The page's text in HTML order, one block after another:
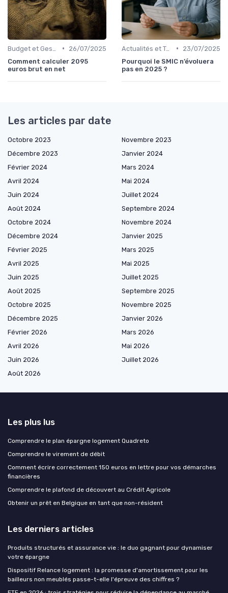
•
26/07/2025
Comment calculer 2095
euros brut en net
Actualités et Tendances Économiques •
23/07/2025
Pourquoi le SMIC n’évoluera
pas en 2025 ?
Les articles par date
Octobre 2023
Novembre 2023
Décembre 2023
Janvier 2024
Février 2024
Mars 2024
Avril 2024
Mai 2024
Juin 2024
Juillet 2024
Août 2024
Septembre 2024
Octobre 2024
Novembre 2024
Décembre 2024
Janvier 2025
Février 2025
Mars 2025
Avril 2025
Mai 2025
Juin 2025
Juillet 2025
Août 2025
Septembre 2025
Octobre 2025
Novembre 2025
Décembre 2025
Janvier 2026
Février 2026
Mars 2026
Avril 2026
Mai 2026
Juin 2026
Juillet 2026
Août 2026
Les plus lus
Comprendre le plan épargne logement Quadreto
Comprendre le virement de débit
Comment écrire correctement 150 euros en lettre pour vos démarches
financières
Comprendre le plafond de découvert au Crédit Agricole
Obtenir un prêt en Belgique en tant que non-résident
Les derniers articles
Produits structurés et assurance vie : le duo gagnant pour dynamiser
votre épargne
Dispositif Relance logement : la promesse d'amortissement pour les
bailleurs non meublés passe-t-elle l'épreuve des chiffres ?